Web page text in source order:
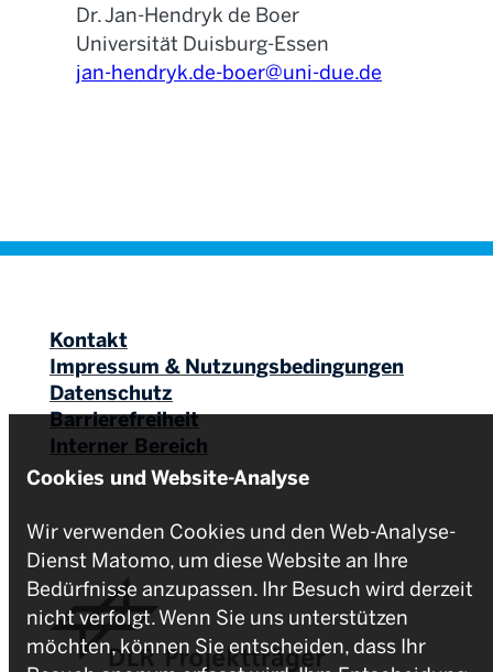
Cookies und Website-Analyse
Wir verwenden Cookies und den Web-Analyse-
Dienst Matomo, um diese Website an Ihre
Bedürfnisse anzupassen. Ihr Besuch wird derzeit
nicht verfolgt. Wenn Sie uns unterstützen
möchten, können Sie entscheiden, dass Ihr
Dr. Jan-Hendryk de Boer
Universität Duisburg-Essen
jan-hendryk.de-boer@uni-due.de
Kontakt
Impressum & Nutzungsbedingungen
Datenschutz
Barrierefreiheit
Interner Bereich